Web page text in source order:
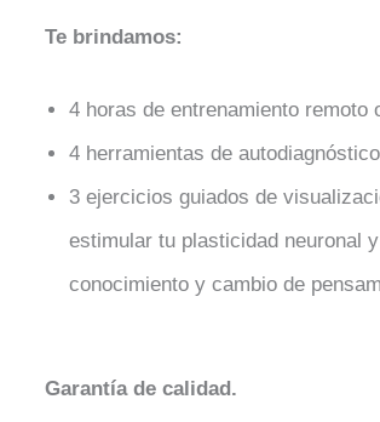
Te brindamos:
4 horas de entrenamiento remoto
4 herramientas de
3 ejercicios guiados de
estimular tu plasticidad neuronal
conocimiento y cambio de
Garantía de calidad.